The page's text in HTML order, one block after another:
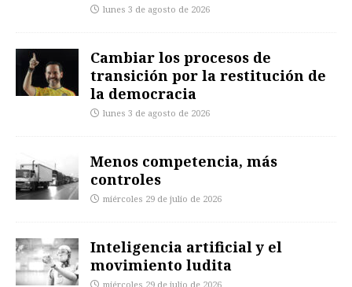
lunes 3 de agosto de 2026
Cambiar los procesos de
transición por la restitución de
la democracia
lunes 3 de agosto de 2026
Menos competencia, más
controles
miércoles 29 de julio de 2026
Inteligencia artificial y el
movimiento ludita
miércoles 29 de julio de 2026